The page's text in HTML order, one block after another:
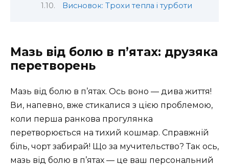
Висновок: Трохи тепла і турботи
Мазь від болю в п’ятах: друзяка
перетворень
Мазь від болю в п’ятах. Ось воно — дива життя!
Ви, напевно, вже стикалися з цією проблемою,
коли перша ранкова прогулянка
перетворюється на тихий кошмар. Справжній
біль, чорт забирай! Що за мучительство? Так ось,
мазь від болю в п’ятах — це ваш персональний